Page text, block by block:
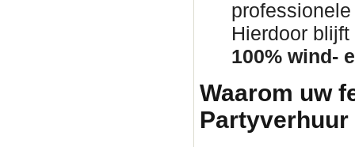
Hierdoor
100% wind-
Waarom uw
Partyverhuur